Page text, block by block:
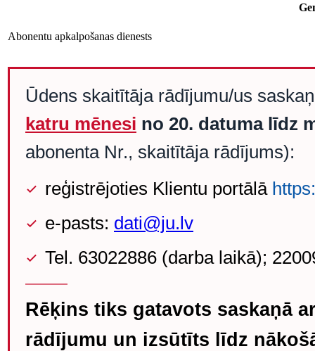
Abonentu apkalpošanas dienests
Ūdens skaitītāja rādījumu/us
katru mēnesi no 20. datuma līdz
abonenta Nr., skaitītāja rādījums):
reģistrējoties Klientu portālā
e-pasts: dati@ju.lv
Tel. 63022886 (darba laikā);
Rēķins tiks gatavots saskaņā
rādījumu un izsūtīts līdz